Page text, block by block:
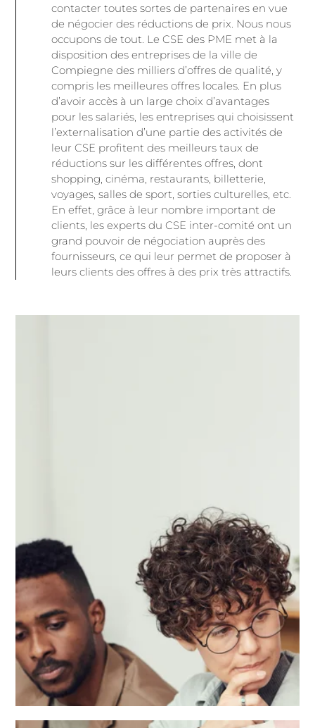
contacter toutes sortes de partenaires en vue
de négocier des réductions de prix. Nous nous
occupons de tout. Le CSE des PME met à la
disposition des entreprises de la ville de
Compiegne des milliers d’offres de qualité, y
compris les meilleures offres locales. En plus
d’avoir accès à un large choix d’avantages
pour les salariés, les entreprises qui choisissent
l’externalisation d’une partie des activités de
leur CSE profitent des meilleurs taux de
réductions sur les différentes offres, dont
shopping, cinéma, restaurants, billetterie,
voyages, salles de sport, sorties culturelles, etc.
En effet, grâce à leur nombre important de
clients, les experts du CSE inter-comité ont un
grand pouvoir de négociation auprès des
fournisseurs, ce qui leur permet de proposer à
leurs clients des offres à des prix très attractifs.